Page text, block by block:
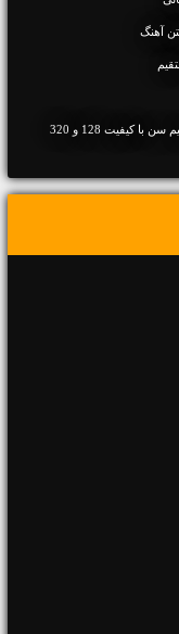
کیفیت 128 و 320